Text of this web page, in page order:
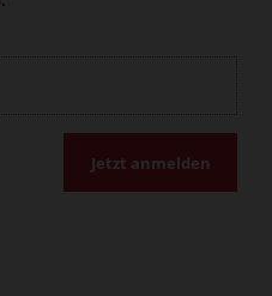
Jetzt anmelden